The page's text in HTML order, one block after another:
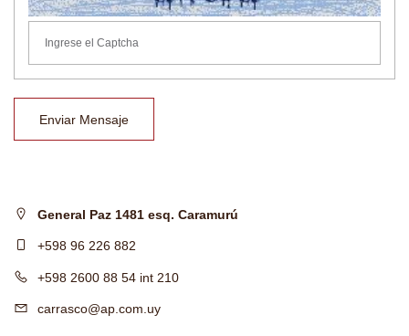
Enviar Mensaje
General Paz 1481 esq. Caramurú
+598 96 226 882
+598 2600 88 54 int 210
carrasco@ap.com.uy